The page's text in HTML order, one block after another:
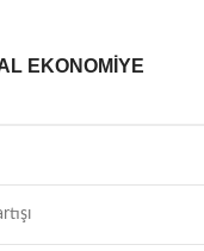
EKONOMIYE